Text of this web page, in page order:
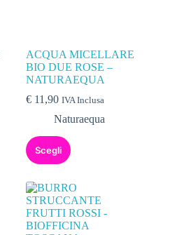
ACQUA MICELLARE
BIO DUE ROSE –
NATURAEQUA
€ 11,90 IVA Inclusa
Naturaequa
Scegli